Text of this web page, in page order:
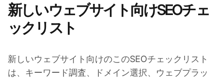
新しいウェブサイト向けSEOチェ
ックリスト
新しいウェブサイト向けのこのSEOチェックリスト
は、キーワード調査、ドメイン選択、ウェブプラッ